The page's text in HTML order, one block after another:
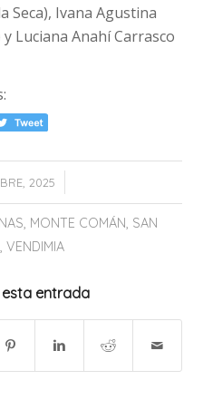
Seca), Ivana Agustina
Luciana Anahí Carrasco
2025
/
MONTE COMÁN SAN
,VENDIMIA
entrada